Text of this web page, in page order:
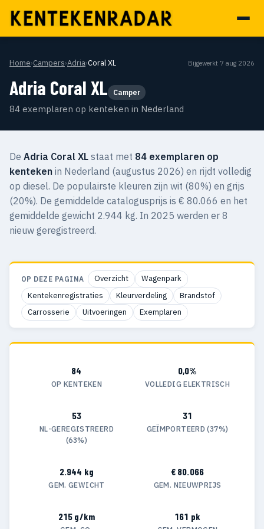
Home›Campers›Adria›Coral XL Bijgewerkt 7 aug 2026
Adria Coral XL Camper
84 exemplaren op kenteken in Nederland
De Adria Coral XL staat met 84 exemplaren op
kenteken in Nederland (augustus 2026) en rijdt volledig
op diesel. De populairste kleuren zijn wit (80%) en grijs
(20%). De gemiddelde catalogusprijs is € 80.066 en het
gemiddelde gewicht 2.944 kg. In 2025 werden er 8
nieuw geregistreerd.
OP DEZE PAGINA Overzicht
Wagenpark
Kentekenregistraties
Kleurverdeling
Brandstof
Carrosserie
Uitvoeringen Exemplaren
84
OP KENTEKEN
0,0%
VOLLEDIG ELEKTRISCH
53
NL-GEREGISTREERD
(63%)
31
GEÏMPORTEERD (37%)
2.944 kg
GEM. GEWICHT
€ 80.066
GEM. NIEUWPRIJS
215 g/km 161 pk